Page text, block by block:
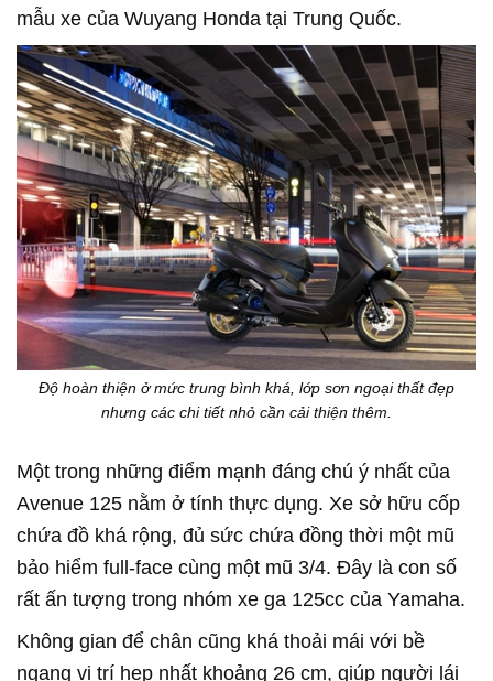
mẫu xe của Wuyang Honda tại Trung Quốc.
Độ hoàn thiện ở mức trung bình khá, lớp sơn ngoại thất đẹp
nhưng các chi tiết nhỏ cần cải thiện thêm.
Một trong những điểm mạnh đáng chú ý nhất của
Avenue 125 nằm ở tính thực dụng. Xe sở hữu cốp
chứa đồ khá rộng, đủ sức chứa đồng thời một mũ
bảo hiểm full-face cùng một mũ 3/4. Đây là con số
rất ấn tượng trong nhóm xe ga 125cc của Yamaha.
Không gian để chân cũng khá thoải mái với bề
ngang vị trí hẹp nhất khoảng 26 cm, giúp người lái